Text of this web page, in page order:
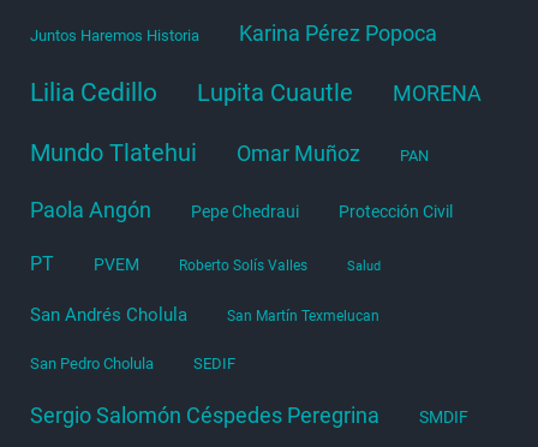
Juntos Haremos Historia Karina Pérez Popoca
Lilia Cedillo Lupita Cuautle MORENA
Mundo Tlatehui Omar Muñoz PAN
Paola Angón Pepe Chedraui Protección Civil
PT PVEM Roberto Solís Valles Salud
San Andrés Cholula San Martín Texmelucan
San Pedro Cholula SEDIF
Sergio Salomón Céspedes Peregrina SMDIF